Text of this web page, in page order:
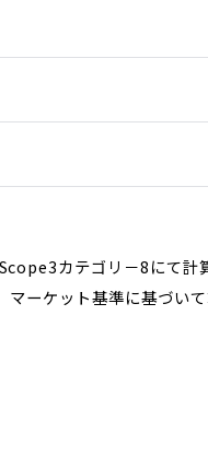
カテゴリ－8にて計
ーケット基準に基づい